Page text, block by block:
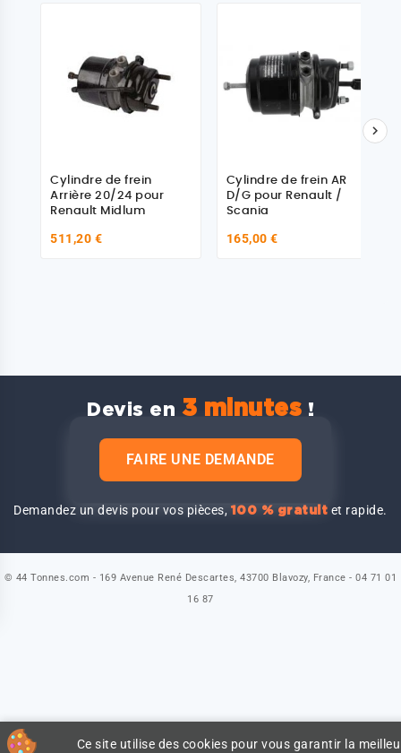
Cylindre de frein
Arrière 20/24 pour
Renault Midlum
511,20 €
Cylindre de frein AR
D/G pour Renault /
Scania
165,00 €

Devis en 3 minutes !
FAIRE UNE DEMANDE
Demandez un devis pour vos pièces,100 % gratuit et rapide.
Ce site utilise des cookies pour vous garantir la
© 44 Tonnes.com - 169 Avenue René Descartes, 43700 Blavozy, France - 04 71 01
16 87